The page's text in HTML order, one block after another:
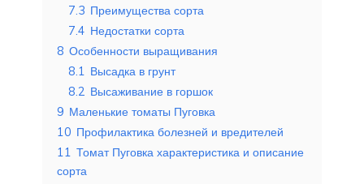
7.3 Преимущества сорта
7.4 Недостатки сорта
8 Особенности выращивания
8.1 Высадка в грунт
8.2 Высаживание в горшок
9 Маленькие томаты Пуговка
10 Профилактика болезней и вредителей
11 Томат Пуговка характеристика и описание
сорта